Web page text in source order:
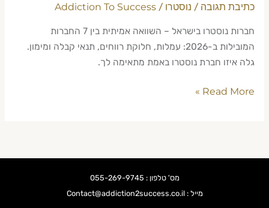
כתיבת תגובה / נוסטרו /
Addiction To Success
חברות נוסטרו בישראל – השוואה אמיתית בין 7 החברות
המובילות ב-2026: עמלות, חלוקת רווחים, תנאי קבלה ומימון.
גלה איזו חברת נוסטרו באמת מתאימה לך.
Read More »
מס' טלפון : 055-269-9745
מייל : Contact@addiction2success.co.il